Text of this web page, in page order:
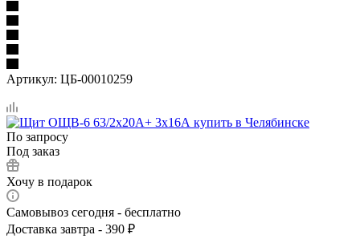
Артикул: ЦБ-00010259
По запросу
Под заказ
Хочу в подарок
Самовывоз сегодня - бесплатно
Доставка завтра - 390 ₽